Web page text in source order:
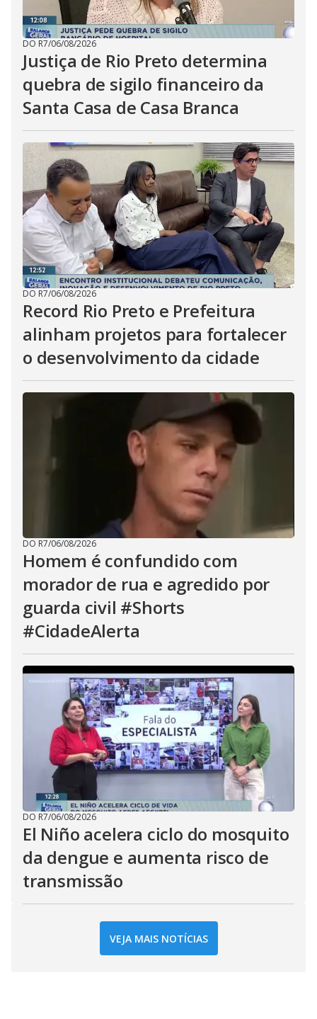
DO R7/06/08/2026
Justiça de Rio Preto determina
quebra de sigilo financeiro da
Santa Casa de Casa Branca
DO R7/06/08/2026
Record Rio Preto e Prefeitura
alinham projetos para fortalecer
o desenvolvimento da cidade
DO R7/06/08/2026
Homem é confundido com
morador de rua e agredido por
guarda civil #Shorts
#CidadeAlerta
DO R7/06/08/2026
El Niño acelera ciclo do mosquito
da dengue e aumenta risco de
transmissão
VEJA MAIS NOTÍCIAS